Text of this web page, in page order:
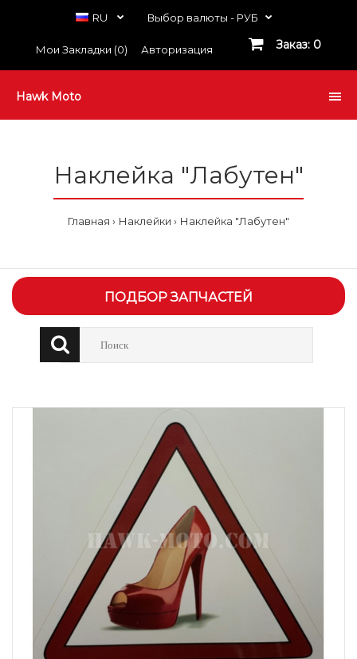
RU Выбор валюты - РУБ
Мои Закладки (0) Авторизация Заказ: 0
Hawk Moto
Наклейка "Лабутен"
Главная Наклейки Наклейка "Лабутен"
ПОДБОР ЗАПЧАСТЕЙ